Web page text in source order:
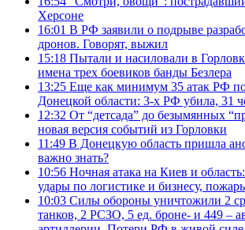
Херсоне
16:01 В РФ заявили о подрыве
дронов. Говорят, выжил
15:18 Пытали и насиловали в
имена трех боевиков банды Безлера
13:25 Еще как минимум 35 атак РФ
Донецкой области: 3-х РФ убила, 31
12:32 От “детсада” до безымянных
новая версия событий из Горловки
11:49 В Донецкую область пришла
важно знать?
10:56 Ночная атака на Киев и
удары по логистике и бизнесу,
10:03 Силы обороны уничтожили 2
танков, 2 РСЗО, 5 ед. броне- и 449 –